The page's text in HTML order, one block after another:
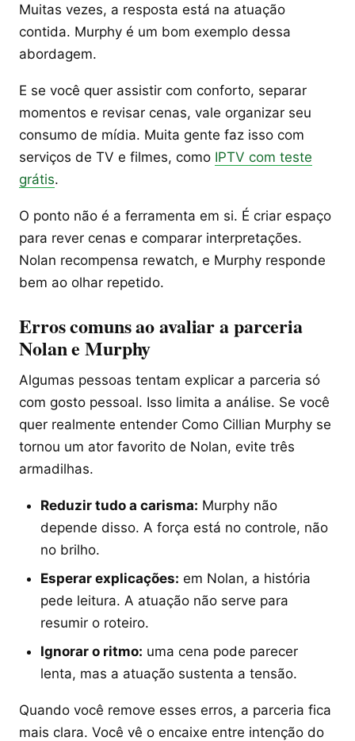
Muitas vezes, a resposta está na atuação
contida. Murphy é um bom exemplo dessa
abordagem.
E se você quer assistir com conforto, separar
momentos e revisar cenas, vale organizar seu
consumo de mídia. Muita gente faz isso com
serviços de TV e filmes, como IPTV com teste
grátis.
O ponto não é a ferramenta em si. É criar espaço
para rever cenas e comparar interpretações.
Nolan recompensa rewatch, e Murphy responde
bem ao olhar repetido.
Erros comuns ao avaliar a parceria
Nolan e Murphy
Algumas pessoas tentam explicar a parceria só
com gosto pessoal. Isso limita a análise. Se você
quer realmente entender Como Cillian Murphy se
tornou um ator favorito de Nolan, evite três
armadilhas.
Reduzir tudo a carisma: Murphy não
depende disso. A força está no controle, não
no brilho.
Esperar explicações: em Nolan, a história
pede leitura. A atuação não serve para
resumir o roteiro.
Ignorar o ritmo: uma cena pode parecer
lenta, mas a atuação sustenta a tensão.
Quando você remove esses erros, a parceria fica
mais clara. Você vê o encaixe entre intenção do